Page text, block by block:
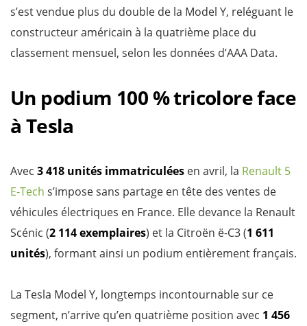
s’est vendue plus du double de la Model Y, reléguant le
constructeur américain à la quatrième place du
classement mensuel, selon les données d’AAA Data.
Un podium 100 % tricolore face
à Tesla
Avec 3 418 unités immatriculées en avril, la Renault 5
E-Tech s’impose sans partage en tête des ventes de
véhicules électriques en France. Elle devance la Renault
Scénic (2 114 exemplaires) et la Citroën ë-C3 (1 611
unités), formant ainsi un podium entièrement français.
La Tesla Model Y, longtemps incontournable sur ce
segment, n’arrive qu’en quatrième position avec 1 456